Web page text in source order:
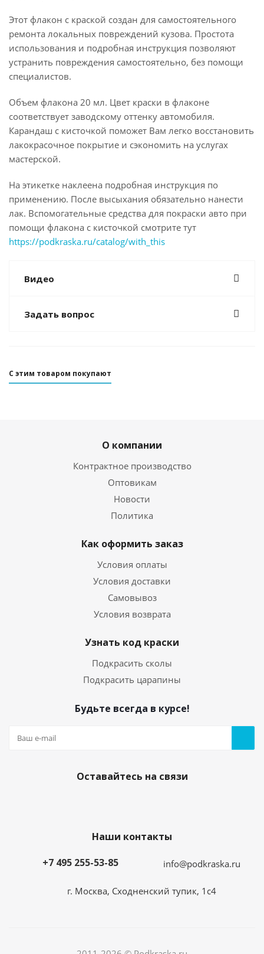
Этот флакон с краской создан для самостоятельного
ремонта локальных повреждений кузова. Простота
использования и подробная инструкция позволяют
устранить повреждения самостоятельно, без помощи
специалистов.
Объем флакона 20 мл. Цвет краски в флаконе
соответствует заводскому оттенку автомобиля.
Карандаш с кисточкой поможет Вам легко восстановить
лакокрасочное покрытие и сэкономить на услугах
мастерской.
На этикетке наклеена подробная инструкция по
применению. После высыхания обязательно нанести
лак. Вспомогательные средства для покраски авто при
помощи флакона с кисточкой смотрите тут
https://podkraska.ru/catalog/with_this
Видео
Задать вопрос
С этим товаром покупают
О компании
Контрактное производство
Оптовикам
Новости
Политика
Как оформить заказ
Условия оплаты
Условия доставки
Самовывоз
Условия возврата
Узнать код краски
Подкрасить сколы
Подкрасить царапины
Будьте всегда в курсе!
Оставайтесь на связи
Наши контакты
+7 495 255-53-85
info@podkraska.ru
г. Москва, Сходненский тупик, 1с4